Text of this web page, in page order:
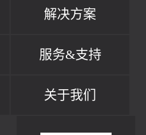
解决方案
服务&支持
关于我们